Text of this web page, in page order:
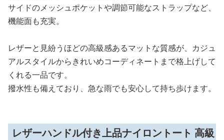
サイドのメッシュポケットや調節可能なストラップなど、
機能面も充実。
レザーと見紛うほどの高級感あるマットな質感が、カジュ
アルスタイルからきれいめコーディネートまで格上げして
くれる一品です。
撥水性も備えており、急な雨でも安心して持ち歩けます。
レザーハンドル付き上品ナイロントート 高級